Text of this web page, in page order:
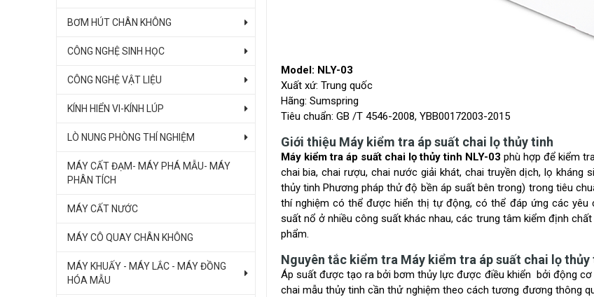
BƠM HÚT CHÂN KHÔNG
CÔNG NGHỆ SINH HỌC
CÔNG NGHỆ VẬT LIỆU
KÍNH HIỂN VI-KÍNH LÚP
LÒ NUNG PHÒNG THÍ NGHIỆM
MÁY CẤT ĐẠM- MÁY PHÁ MẪU- MÁY
PHÂN TÍCH
MÁY CẤT NƯỚC
MÁY CÔ QUAY CHÂN KHÔNG
MÁY KHUẤY - MÁY LẮC - MÁY ĐỒNG
HÓA MẪU
Model: NLY-03
Xuất xứ: Trung quốc
Hãng: Sumspring
Tiêu chuẩn: GB /T 4546-2008, YBB00172003-2015
Giới thiệu Máy kiểm tra áp suất chai lọ thủy tinh
Máy kiểm tra áp suất chai lọ thủy tinh NLY-03 phù hợp để kiểm
chai bia, chai rượu, chai nước giải khát, chai truyền dịch, lọ kháng
thủy tinh Phương pháp thử độ bền áp suất bên trong) trong tiêu
thí nghiệm có thể được hiển thị tự động, có thể đáp ứng các
suất nổ ở nhiều công suất khác nhau, các trung tâm kiểm định
phẩm.
Nguyên tắc kiểm tra Máy kiểm tra áp suất chai lọ thủy
Áp suất được tạo ra bởi bơm thủy lực được điều khiển bởi động
chai mẫu thủy tinh cần thử nghiệm theo cách tương đương thông